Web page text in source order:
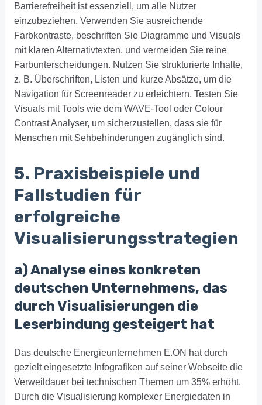
Barrierefreiheit ist essenziell, um alle Nutzer
einzubeziehen. Verwenden Sie ausreichende
Farbkontraste, beschriften Sie Diagramme und Visuals
mit klaren Alternativtexten, und vermeiden Sie reine
Farbunterscheidungen. Nutzen Sie strukturierte Inhalte,
z. B. Überschriften, Listen und kurze Absätze, um die
Navigation für Screenreader zu erleichtern. Testen Sie
Visuals mit Tools wie dem WAVE-Tool oder Colour
Contrast Analyser, um sicherzustellen, dass sie für
Menschen mit Sehbehinderungen zugänglich sind.
5. Praxisbeispiele und
Fallstudien für
erfolgreiche
Visualisierungsstrategien
a) Analyse eines konkreten
deutschen Unternehmens, das
durch Visualisierungen die
Leserbindung gesteigert hat
Das deutsche Energieunternehmen E.ON hat durch
gezielt eingesetzte Infografiken auf seiner Webseite die
Verweildauer bei technischen Themen um 35% erhöht.
Durch die Visualisierung komplexer Energiedaten in